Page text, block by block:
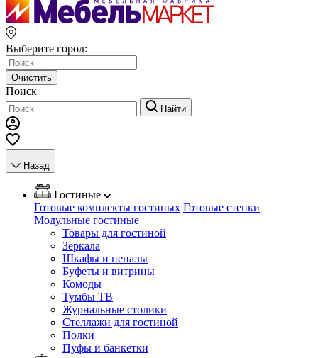
Выберите город:
Очистить
Поиск
Найти
Назад
Гостиные
Готовые комплекты гостиных Готовые стенки
Модульные гостиные
Товары для гостиной
Зеркала
Шкафы и пеналы
Буфеты и витрины
Комоды
Тумбы ТВ
Журнальные столики
Стеллажи для гостиной
Полки
Пуфы и банкетки